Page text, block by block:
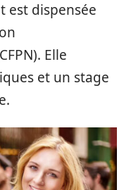
est dispensée
Elle
et un stage